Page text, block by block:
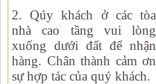
2. Qúy khách ở các tòa
nhà cao tầng vui lòng
xuống dưới đất để nhận
hàng. Chân thành cảm ơn
sự hợp tác của quý khách.